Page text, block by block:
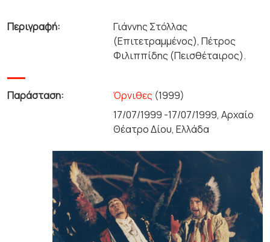
Περιγραφή:
Γιάννης Στόλλας
(Επιτετραμμένος), Πέτρος
Φιλιππίδης (Πεισθέταιρος).
Παράσταση: Όρνιθες (1999)
17/07/1999 -17/07/1999, Αρχαίο
Θέατρο Δίου, Ελλάδα